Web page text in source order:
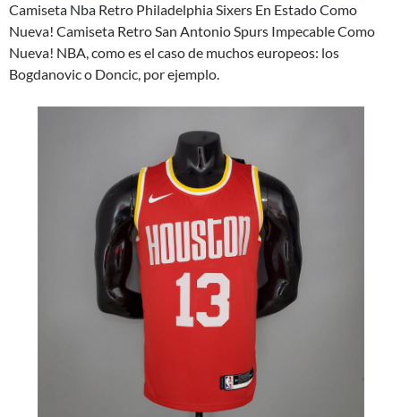
Camiseta Nba Retro Philadelphia Sixers En Estado Como
Nueva! Camiseta Retro San Antonio Spurs Impecable Como
Nueva! NBA, como es el caso de muchos europeos: los
Bogdanovic o Doncic, por ejemplo.